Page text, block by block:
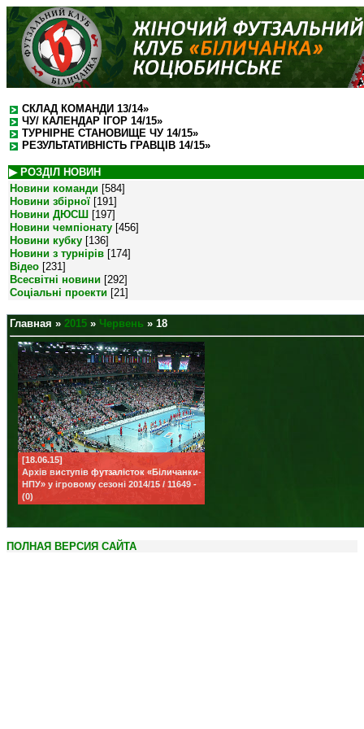
СКЛАД КОМАНДИ 13/14»
ЧУ/ КАЛЕНДАР ІГОР 14/15»
ТУРНІРНЕ СТАНОВИЩЕ ЧУ 14/15»
РЕЗУЛЬТАТИВНІСТЬ ГРАВЦІВ 14/15»
▶ РОЗДІЛ НОВИН
Новини команди [584]
Новини збірної [191]
Новини ДЮСШ [197]
Новини чемпіонату [456]
Новини кубку [136]
Новини з турнірів [174]
Відео [231]
Всесвітні новини [292]
Соціальні проекти [21]
Главная » 2015 » Червень » 18
[18.06.15]
Архів виступів футзалісток «Біличанки-
НПУ» у ігровому сезоні 2014/15 / 11649 -
(0)
ПОЛНАЯ ВЕРСИЯ САЙТА